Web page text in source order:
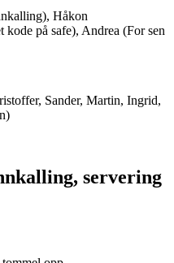
Håkon
på safe), Andrea (For sen
Sander, Martin, Ingrid,
servering